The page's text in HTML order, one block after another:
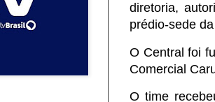
diretoria,
prédio-sede
O Central foi
Comercial
O time